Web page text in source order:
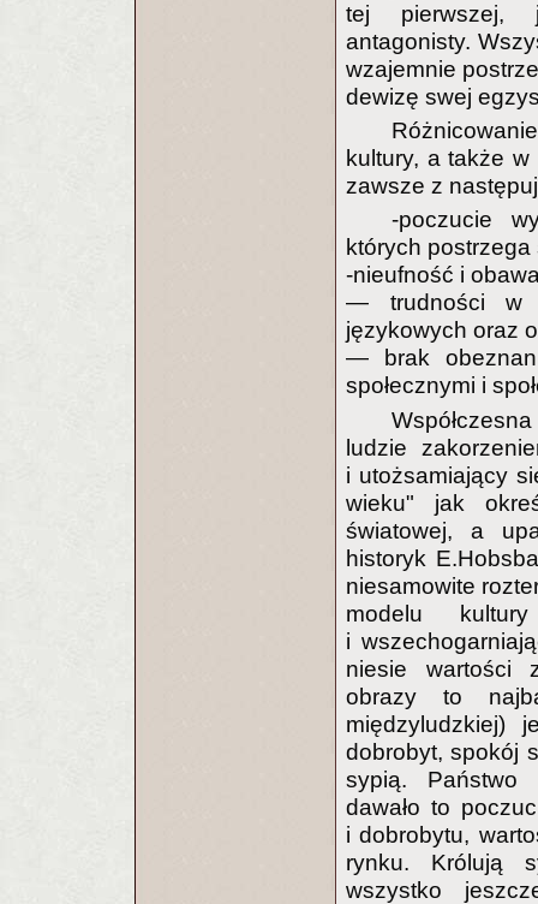
tej pierwszej,
antagonisty.
wzajemnie
dewizę swej
kultury, a także
zawsze z
-poczucie
których
-nieufność i
— trudności w
językowych oraz
— brak
społecznymi i
ludzie
i utożsamiający
wieku" jak
światowej, a
historyk
niesamowite
modelu
i
niesie wartości
obrazy to
dobrobyt, spokój
sypią. Państwo
dawało to
i dobrobytu,
rynku. Królują
wszystko